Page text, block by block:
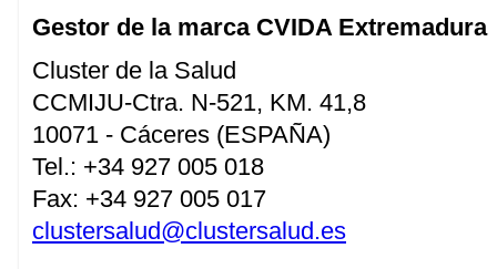
Gestor de la marca CVIDA Extremadura
Cluster de la Salud
CCMIJU-Ctra. N-521, KM. 41,8
10071 - Cáceres (ESPAÑA)
Tel.: +34 927 005 018
Fax: +34 927 005 017
clustersalud@clustersalud.es